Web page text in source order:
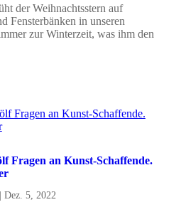
der Weihnachtsstern auf
Fensterbänken in unseren
zur Winterzeit, was ihm den
Fragen an Kunst-Schaffende.
Dez. 5, 2022